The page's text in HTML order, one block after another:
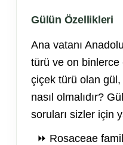
Gülün Özellikleri
Ana vatanı
türü ve on binlerce
çiçek türü olan gül,
nasıl olmalıdır?
soruları sizler için
⏩ Rosaceae